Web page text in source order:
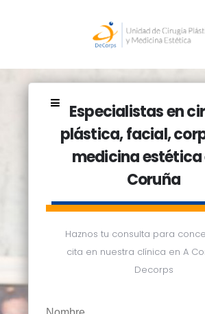
Especialistas en
plástica, facial,
medicina estética
Coruña
Haznos tu consulta para
cita en nuestra clínica en A
Decorps